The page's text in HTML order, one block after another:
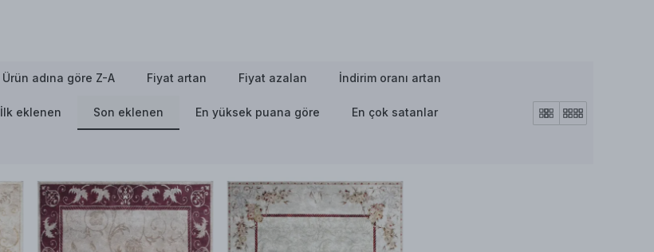
Ürün adına göre Z-A Fiyat artan Fiyat azalan İndirim oranı artan
İlk eklenen Son eklenen En yüksek puana göre En çok satanlar